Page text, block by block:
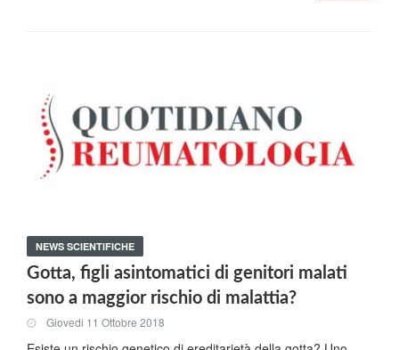
NEWS SCIENTIFICHE
Gotta, figli asintomatici di genitori malati
sono a maggior rischio di malattia?
Giovedi 11 Ottobre 2018